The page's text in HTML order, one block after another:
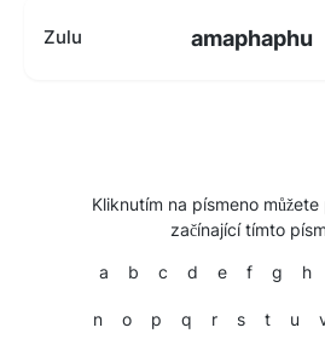
Zulu amaphaphu
Kliknutím na písmeno
začínající tímto
a b c d e f g h
n o p q r s t u